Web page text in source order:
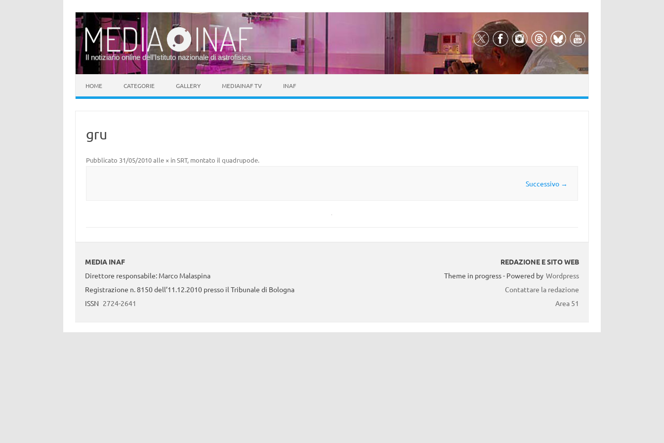
Il notiziario online dell’Istituto nazionale di astrofisica
HOME CATEGORIE GALLERY MEDIAINAF TV INAF
gru
Pubblicato 31/05/2010alle × inSRT, montato il quadrupode.
Successivo →
MEDIA INAF
Direttore responsabile: Marco Malaspina
Registrazione n. 8150 dell’11.12.2010 presso il Tribunale di Bologna
ISSN 2724-2641
REDAZIONE E SITO WEB
Theme in progress - Powered by Wordpress
Contattare la redazione
Area 51